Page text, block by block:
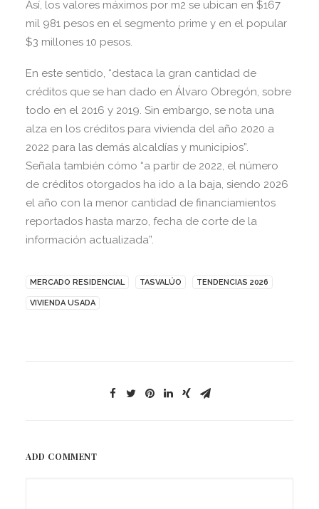
Así, los valores máximos por m2 se ubican en $167
mil 981 pesos en el segmento prime y en el popular
$3 millones 10 pesos.
En este sentido, “destaca la gran cantidad de
créditos que se han dado en Álvaro Obregón, sobre
todo en el 2016 y 2019. Sin embargo, se nota una
alza en los créditos para vivienda del año 2020 a
2022 para las demás alcaldías y municipios”.
Señala también cómo “a partir de 2022, el número
de créditos otorgados ha ido a la baja, siendo 2026
el año con la menor cantidad de financiamientos
reportados hasta marzo, fecha de corte de la
información actualizada”.
MERCADO RESIDENCIAL TASVALÚO TENDENCIAS 2026
VIVIENDA USADA
ADD COMMENT